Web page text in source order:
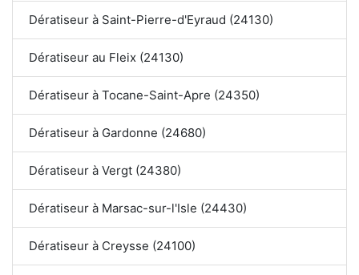
Dératiseur à Saint-Pierre-d'Eyraud (24130)
Dératiseur au Fleix (24130)
Dératiseur à Tocane-Saint-Apre (24350)
Dératiseur à Gardonne (24680)
Dératiseur à Vergt (24380)
Dératiseur à Marsac-sur-l'Isle (24430)
Dératiseur à Creysse (24100)